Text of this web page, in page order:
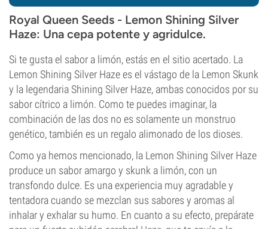
Royal Queen Seeds - Lemon Shining Silver
Haze: Una cepa potente y agridulce.
Si te gusta el sabor a limón, estás en el sitio acertado. La
Lemon Shining Silver Haze es el vástago de la Lemon Skunk
y la legendaria Shining Silver Haze, ambas conocidos por su
sabor cítrico a limón. Como te puedes imaginar, la
combinación de las dos no es solamente un monstruo
genético, también es un regalo alimonado de los dioses.
Como ya hemos mencionado, la Lemon Shining Silver Haze
produce un sabor amargo y skunk a limón, con un
transfondo dulce. Es una experiencia muy agradable y
tentadora cuando se mezclan sus sabores y aromas al
inhalar y exhalar su humo. En cuanto a su efecto, prepárate